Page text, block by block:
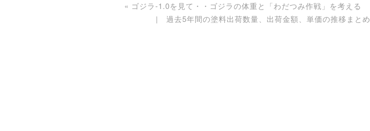
« ゴジラ-1.0を見て・・ゴジラの体重と「わだつみ作戦」を考える
過去5年間の塗料出荷数量、出荷金額、単価の推移まとめ